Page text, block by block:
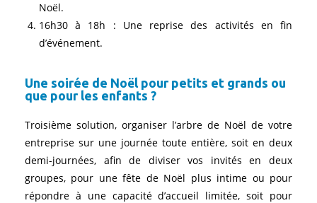
Noël.
16h30 à 18h : Une reprise des activités en fin
d’événement.
Une soirée de Noël pour petits et grands ou
que pour les enfants ?
Troisième solution, organiser l’arbre de Noël de votre
entreprise sur une journée toute entière, soit en deux
demi-journées, afin de diviser vos invités en deux
groupes, pour une fête de Noël plus intime ou pour
répondre à une capacité d’accueil limitée, soit pour